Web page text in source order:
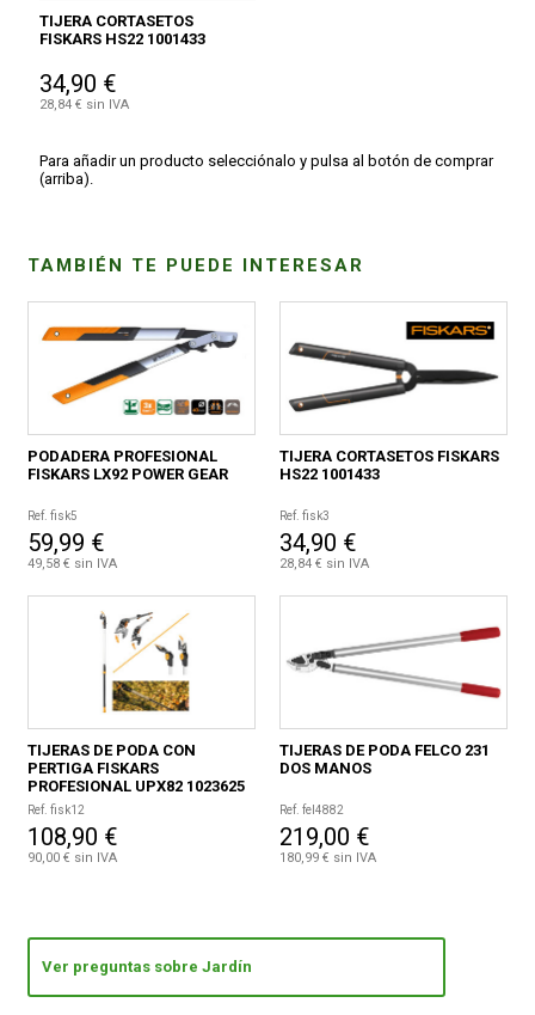
TIJERA CORTASETOS
FISKARS HS22 1001433
34,90 €
28,84 € sin IVA
Para añadir un producto selecciónalo y pulsa al botón de comprar
(arriba).
TAMBIÉN TE PUEDE INTERESAR
PODADERA PROFESIONAL
FISKARS LX92 POWER GEAR
Ref. fisk5
59,99 €
49,58 € sin IVA
TIJERA CORTASETOS FISKARS
HS22 1001433
Ref. fisk3
34,90 €
28,84 € sin IVA
TIJERAS DE PODA CON
PERTIGA FISKARS
PROFESIONAL UPX82 1023625
Ref. fisk12
108,90 €
90,00 € sin IVA
TIJERAS DE PODA FELCO 231
DOS MANOS
Ref. fel4882
219,00 €
180,99 € sin IVA
Ver preguntas sobre Jardín